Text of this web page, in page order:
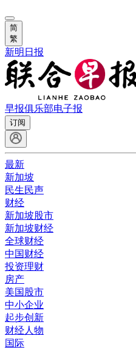
简
繁
新明日报
早报俱乐部电子报
订阅
最新
新加坡
民生民声
财经
新加坡股市
新加坡财经
全球财经
中国财经
投资理财
房产
美国股市
中小企业
起步创新
财经人物
国际